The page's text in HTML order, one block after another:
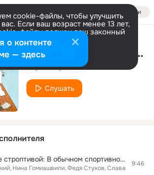
Войти
cookie-файлы, чтобы улучшить
Если ваш возраст менее 13 лет,
файлы должен ваш законный
Больше информации
Настроить Вываливающиеся старухи
Сергей Юрский
Слушать
Укрощение строптивой: В обычном спортивном зале
Нина Гомиашвили Федя Стуков Слава
9:46
о контенте
— здесь